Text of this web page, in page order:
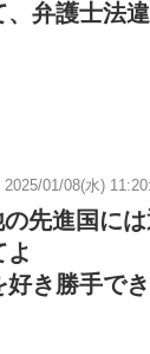
、弁護士法
2025/01/08(水)
先進国に
よ
好き勝手で